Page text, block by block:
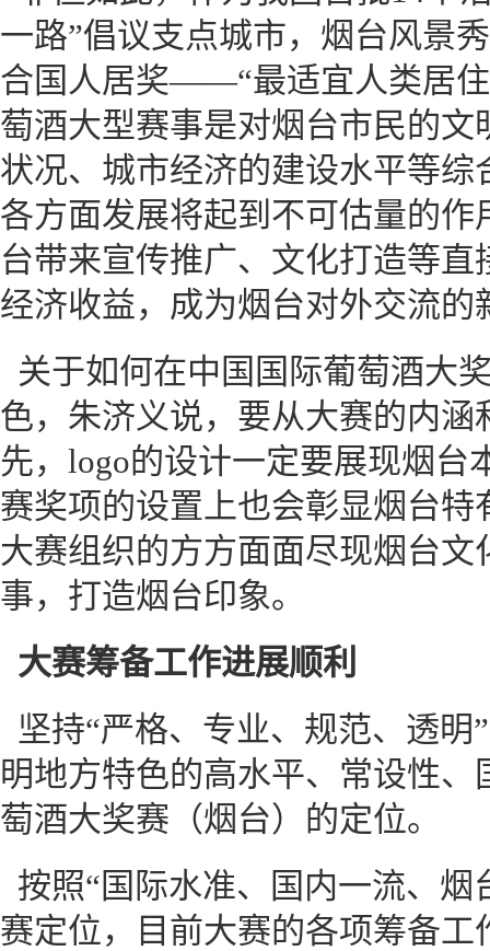
一路”倡议支点城市，烟台风景
合国人居奖——“最适宜人类居
萄酒大型赛事是对烟台市民的
状况、城市经济的建设水平等
各方面发展将起到不可估量的
台带来宣传推广、文化打造等
经济收益，成为烟台对外交流的
关于如何在中国国际葡萄酒大
色，朱济义说，要从大赛的内涵
先，logo的设计一定要展现烟台
赛奖项的设置上也会彰显烟台
大赛组织的方方面面尽现烟台
事，打造烟台印象。
大赛筹备工作进展顺利
坚持“严格、专业、规范、透明
明地方特色的高水平、常设性
萄酒大奖赛（烟台）的定位。
按照“国际水准、国内一流、烟
赛定位，目前大赛的各项筹备